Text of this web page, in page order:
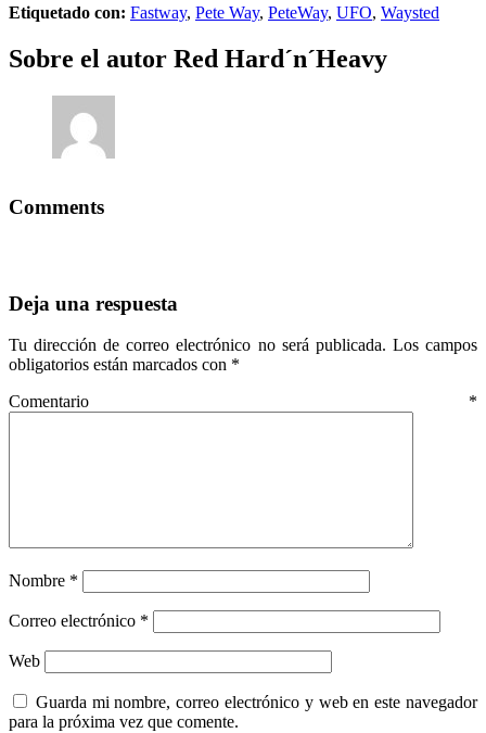
Etiquetado con: Fastway, Pete Way, PeteWay, UFO, Waysted
Sobre el autor Red Hard´n´Heavy
Comments
Deja una respuesta
Tu dirección de correo electrónico no será publicada. Los campos
obligatorios están marcados con *
Comentario *
Nombre *
Correo electrónico *
Web
Guarda mi nombre, correo electrónico y web en este navegador
para la próxima vez que comente.